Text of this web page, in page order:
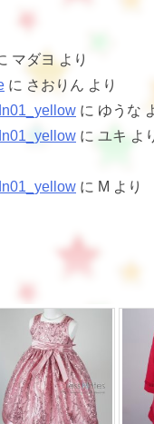
マダヨより
に さおりん より
に ゆうな
に ユキ よ
に M より